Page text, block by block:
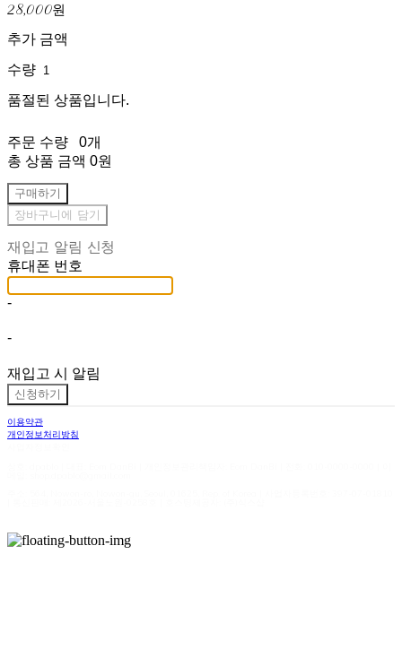
28,000원
추가 금액
수량
품절된 상품입니다.
주문 수량
0개
총 상품 금액 0원
구매하기
장바구니에 담기
재입고 알림 신청
휴대폰 번호
-
-
재입고 시 알림
신청하기
이용약관
개인정보처리방침